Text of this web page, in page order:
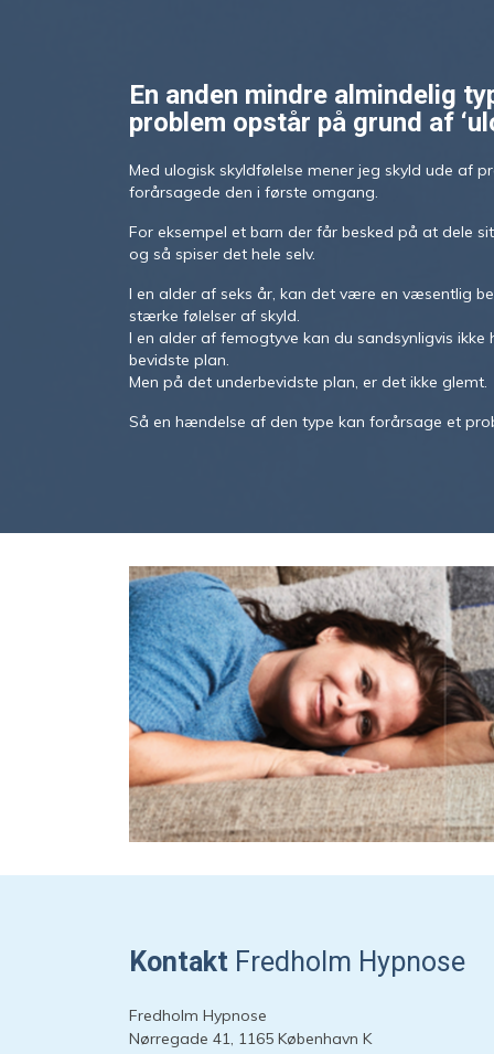
En anden mindre almindelig
problem opstår på grund af
Med ulogisk skyldfølelse mener jeg skyld ude af
forårsagede den i første omgang.
For eksempel et barn der får besked på at dele
og så spiser det hele selv.
I en alder af seks år, kan det være en væsentlig
stærke følelser af skyld.
I en alder af femogtyve kan du sandsynligvis
bevidste plan.
Men på det underbevidste plan, er det ikke glemt.
Så en hændelse af den type kan forårsage et
Kontakt Fredholm Hypnose
Fredholm Hypnose
Nørregade 41, 1165 København K